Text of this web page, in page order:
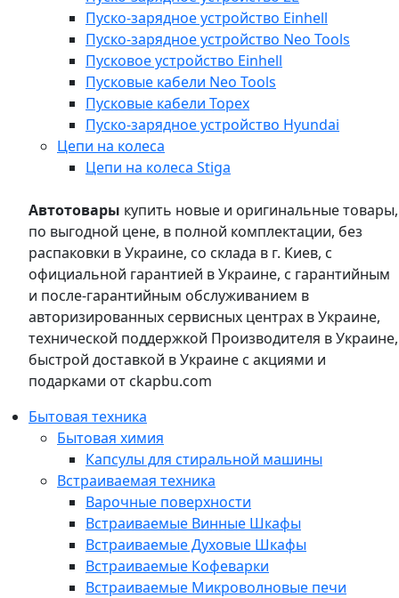
Пуско-зарядное устройство Einhell
Пуско-зарядное устройство Neo Tools
Пусковое устройство Einhell
Пусковые кабели Neo Tools
Пусковые кабели Topex
Пуско-зарядное устройство Hyundai
Цепи на колеса
Цепи на колеса Stiga
Автотовары купить новые и оригинальные товары,
по выгодной цене, в полной комплектации, без
распаковки в Украине, со склада в г. Киев, с
официальной гарантией в Украине, с гарантийным
и после-гарантийным обслуживанием в
авторизированных сервисных центрах в Украине,
технической поддержкой Производителя в Украине,
быстрой доставкой в Украине с акциями и
подарками от ckapbu.com
Бытовая техника
Бытовая химия
Капсулы для стиральной машины
Встраиваемая техника
Варочные поверхности
Встраиваемые Винные Шкафы
Встраиваемые Духовые Шкафы
Встраиваемые Кофеварки
Встраиваемые Микроволновые печи